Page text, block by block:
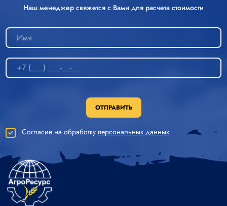
Наш менеджер свяжется с Вами для расчета стоимости
ОТПРАВИТЬ
Согласие на обработку персональных данных